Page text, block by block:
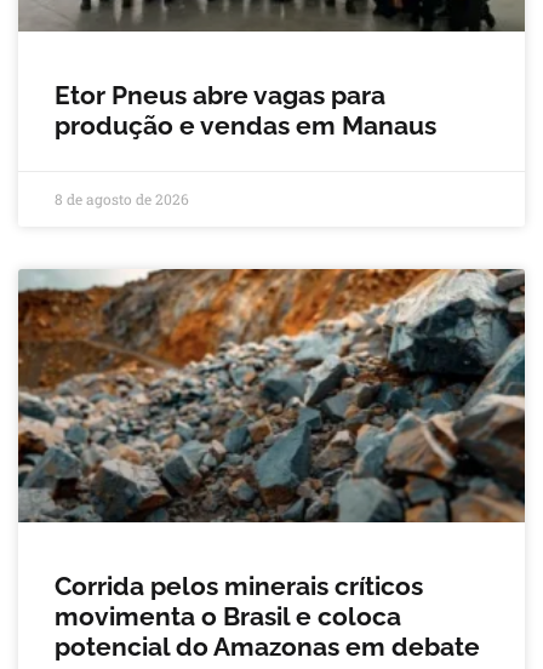
Etor Pneus abre vagas para
produção e vendas em Manaus
8 de agosto de 2026
Corrida pelos minerais críticos
movimenta o Brasil e coloca
potencial do Amazonas em debate